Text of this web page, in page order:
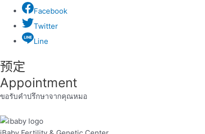
Facebook
Twitter
Line
预定
Appointment
ขอรับคำปรึกษาจากคุณหมอ